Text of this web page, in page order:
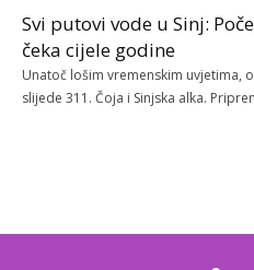
Svi putovi vode u Sinj:
čeka cijele godine
Unatoč lošim vremenskim uvjetima,
slijede 311. Čoja i Sinjska alka.